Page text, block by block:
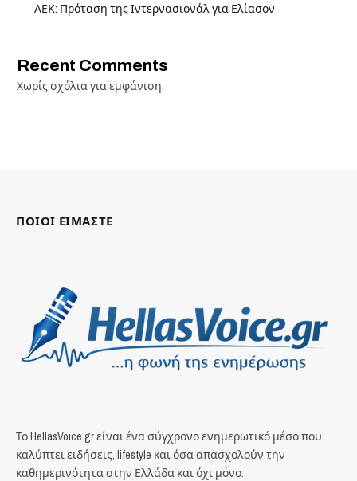
ΑΕΚ: Πρόταση της Ιντερνασιονάλ για Ελίασον
Recent Comments
Χωρίς σχόλια για εμφάνιση.
ΠΟΙΟΙ ΕΙΜΑΣΤΕ
Το HellasVoice.gr είναι ένα σύγχρονο ενημερωτικό μέσο που
καλύπτει ειδήσεις, lifestyle και όσα απασχολούν την
καθημερινότητα στην Ελλάδα και όχι μόνο.